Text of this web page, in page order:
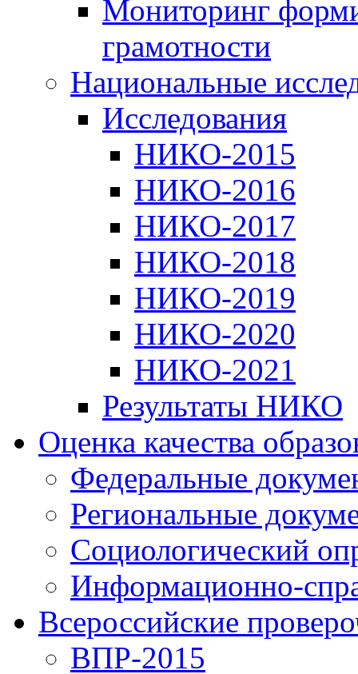
Мониторинг
грамотности
Национальные
Исследования
НИКО-2015
НИКО-2016
НИКО-2017
НИКО-2018
НИКО-2019
НИКО-2020
НИКО-2021
Результаты НИКО
Оценка качества
Федеральные
Региональные
Социологический
Информационно-
Всероссийские
ВПР-2015